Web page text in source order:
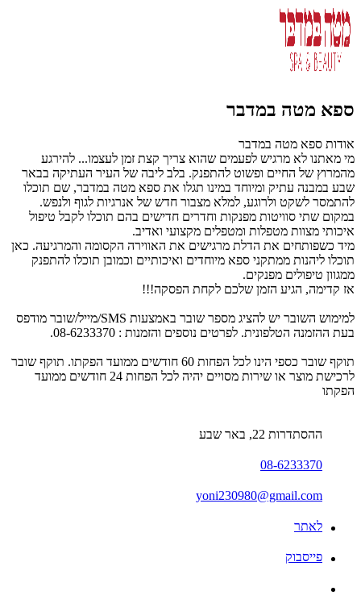
ספא מטה במדבר
אודות ספא מטה במדבר
מי מאתנו לא מרגיש לפעמים שהוא צריך קצת זמן לעצמו... להירגע
מהמרוץ של החיים ופשוט להתפנק. בלב ליבה של העיר העתיקה בבאר
שבע במבנה עתיק ומיוחד במינו תגלו את ספא מטה במדבר, שם תוכלו
להתמסר לשקט ולרוגע, למלא מצבור חדש של אנרגיות לגוף ולנפש.
במקום שתי סוויטות מפנקות וחדרים חדישים בהם תוכלו לקבל טיפול
איכותי מצוות מטפלות ומטפלים מקצועי ואדיב.
מיד כשפותחים את הדלת מרגישים את האווירה הקסומה והמרגיעה. כאן
תוכלו ליהנות ממתקני ספא מיוחדים ואיכותיים וכמובן תוכלו להתפנק
ממגוון טיפולים מפנקים.
אז קדימה, הגיע הזמן שלכם לקחת הפסקה!!!
למימוש השובר יש להציג מספר שובר באמצעות SMS/מייל/שובר מודפס
בעת ההזמנה הטלפונית. לפרטים נוספים והזמנות : 08-6233370.
תוקף שובר כספי הינו לכל הפחות 60 חודשים ממועד הפקתו. תוקף שובר
לרכישת מוצר או שירות מסויים יהיה לכל הפחות 24 חודשים ממועד
הפקתו
ההסתדרות 22, באר שבע
08-6233370
yoni230980@gmail.com
לאתר
פייסבוק